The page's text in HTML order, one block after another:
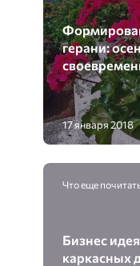
герани:
17 января 2018
Что еще
Бизнес
каркасных